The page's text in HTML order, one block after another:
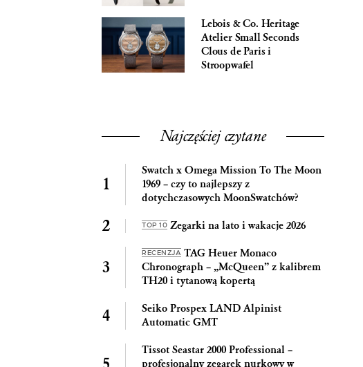
Lebois & Co. Heritage
Atelier Small Seconds
Clous de Paris i
Stroopwafel
Najczęściej czytane
Swatch x Omega Mission To The Moon
1969 – czy to najlepszy z
dotychczasowych MoonSwatchów?
TOP 10 Zegarki na lato i wakacje 2026
RECENZJA TAG Heuer Monaco
Chronograph – „McQueen” z kalibrem
TH20 i tytanową kopertą
Seiko Prospex LAND Alpinist
Automatic GMT
Tissot Seastar 2000 Professional –
profesjonalny zegarek nurkowy w